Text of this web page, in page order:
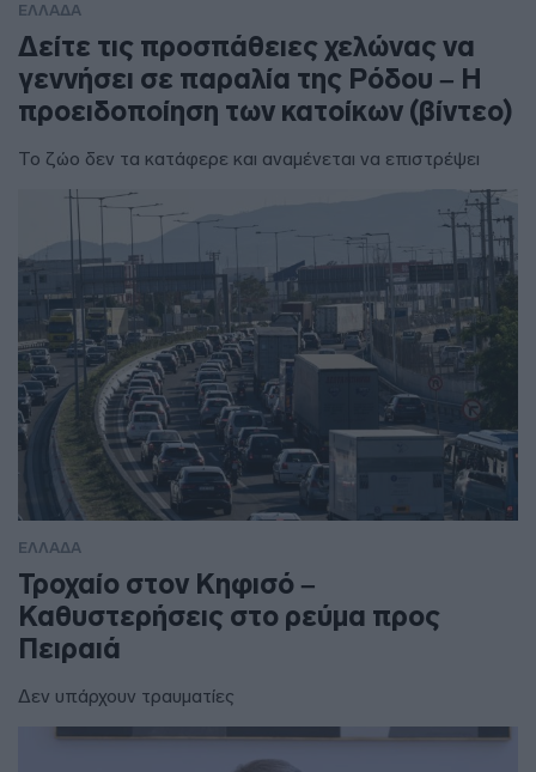
ΕΛΛΑΔΑ
Δείτε τις προσπάθειες χελώνας να
γεννήσει σε παραλία της Ρόδου – Η
προειδοποίηση των κατοίκων (βίντεο)
Το ζώο δεν τα κατάφερε και αναμένεται να επιστρέψει
ΕΛΛΑΔΑ
Τροχαίο στον Κηφισό –
Καθυστερήσεις στο ρεύμα προς
Πειραιά
Δεν υπάρχουν τραυματίες